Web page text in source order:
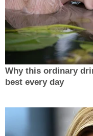
Why this ordinary
best every day